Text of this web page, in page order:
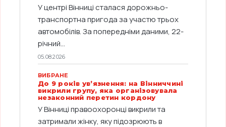
У центрі Вінниці сталася дорожньо-
транспортна пригода за участю трьох
автомобілів. За попередніми даними, 22-
річний...
05.08.2026
ВИБРАНЕ
До 9 років ув’язнення: на Вінниччині
викрили групу, яка організовувала
незаконний перетин кордону
У Вінниці правоохоронці викрили та
затримали жінку, яку підозрюють в